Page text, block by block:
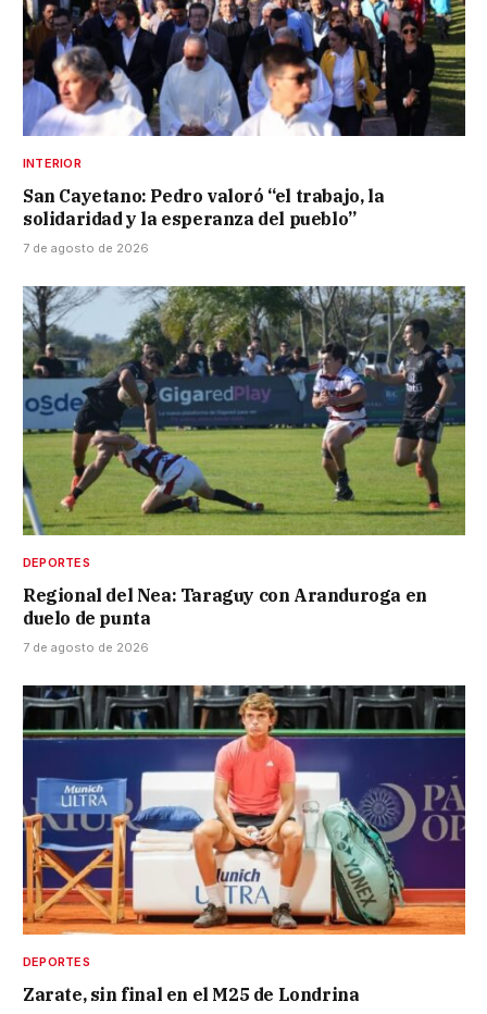
INTERIOR
San Cayetano: Pedro valoró “el trabajo, la
solidaridad y la esperanza del pueblo”
7 de agosto de 2026
DEPORTES
Regional del Nea: Taraguy con Aranduroga en
duelo de punta
7 de agosto de 2026
DEPORTES
Zarate, sin final en el M25 de Londrina